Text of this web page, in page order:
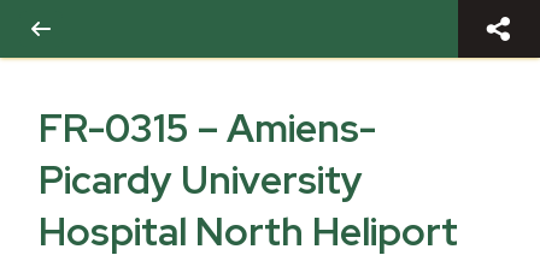
FR-0315 –Amiens-
Picardy University
Hospital North Heliport